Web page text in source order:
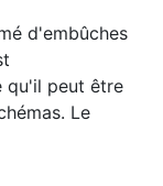
d'embûches
qu'il peut être
Le